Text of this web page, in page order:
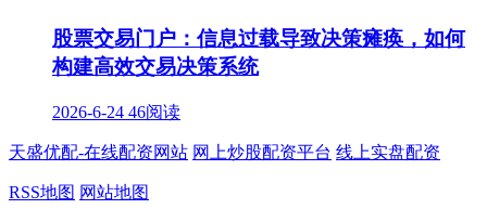
股票交易门户：信息过载导致决策瘫痪，如何
构建高效交易决策系统
2026-6-24 46阅读
天盛优配-在线配资网站 网上炒股配资平台 线上实盘配资
RSS地图 网站地图